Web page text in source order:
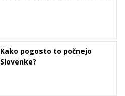
Kako pogosto to počnejo
Slovenke?